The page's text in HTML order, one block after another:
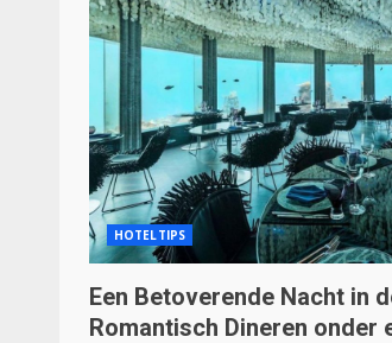
HOTELTIPS
Een Betoverende Nacht in
Romantisch Dineren onder